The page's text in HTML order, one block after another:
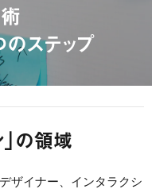
のステップ
の領域
ザイナー、インタラクシ